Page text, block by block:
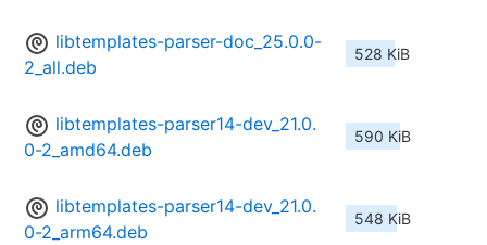
libtemplates-parser-doc_25.0.0-
2_all.deb
528 KiB
libtemplates-parser14-dev_21.0.
0-2_amd64.deb
590 KiB
libtemplates-parser14-dev_21.0.
0-2_arm64.deb
548 KiB